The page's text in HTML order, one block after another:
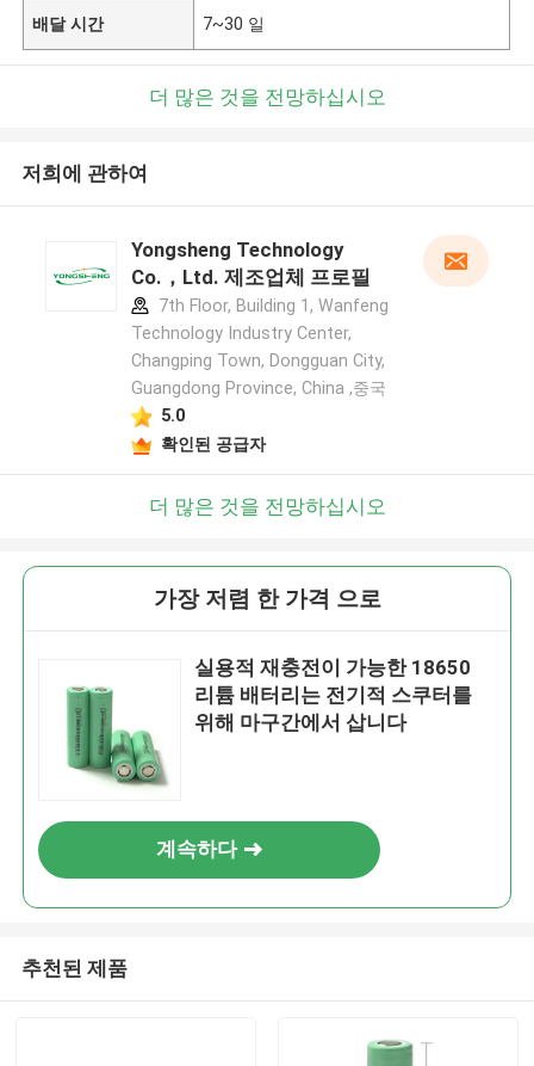
배달 시간 7~30 일
더 많은 것을 전망하십시오
저희에 관하여
Yongsheng Technology
Co.，Ltd. 제조업체 프로필
7th Floor, Building 1, Wanfeng
Technology Industry Center,
Changping Town, Dongguan City,
Guangdong Province, China ,중국
5.0
확인된 공급자
더 많은 것을 전망하십시오
가장 저렴 한 가격 으로
실용적 재충전이 가능한 18650
리튬 배터리는 전기적 스쿠터를
위해 마구간에서 삽니다
계속하다
추천된 제품